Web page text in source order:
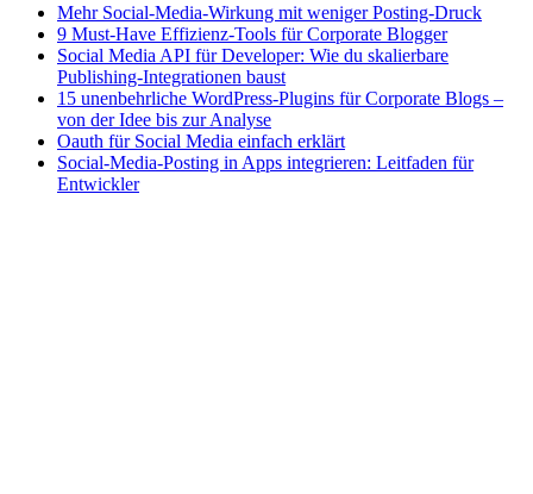
Mehr Social-Media-Wirkung mit weniger Posting-Druck
9 Must-Have Effizienz-Tools für Corporate Blogger
Social Media API für Developer: Wie du skalierbare
Publishing-Integrationen baust
15 unenbehrliche WordPress-Plugins für Corporate Blogs –
von der Idee bis zur Analyse
Oauth für Social Media einfach erklärt
Social-Media-Posting in Apps integrieren: Leitfaden für
Entwickler